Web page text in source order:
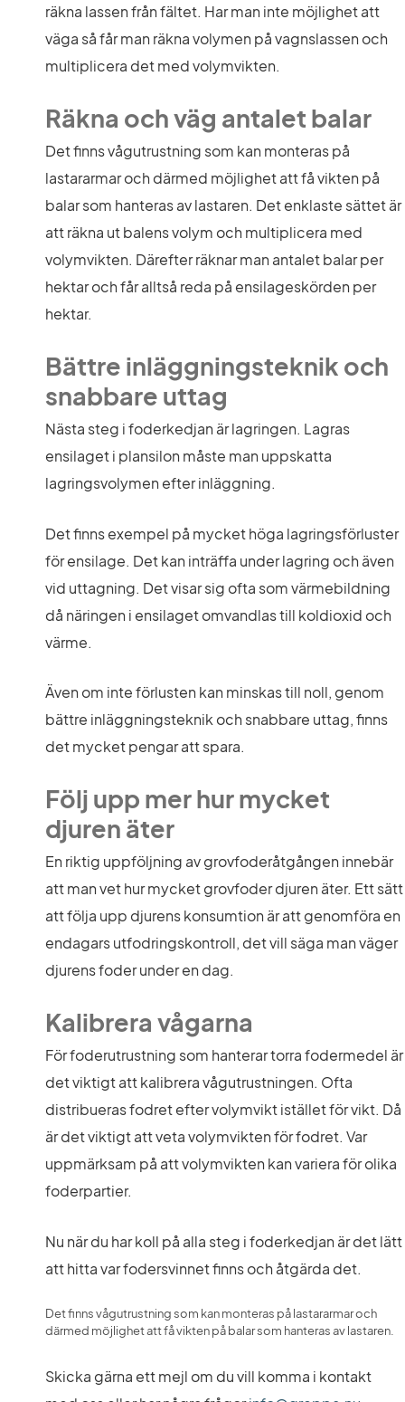
räkna lassen från fältet. Har man inte möjlighet att
väga så får man räkna volymen på vagnslassen och
multiplicera det med volymvikten.
Räkna och väg antalet balar
Det finns vågutrustning som kan monteras på
lastararmar och därmed möjlighet att få vikten på
balar som hanteras av lastaren. Det enklaste sättet är
att räkna ut balens volym och multiplicera med
volymvikten. Därefter räknar man antalet balar per
hektar och får alltså reda på ensilageskörden per
hektar.
Bättre inläggningsteknik och
snabbare uttag
Nästa steg i foderkedjan är lagringen. Lagras
ensilaget i plansilon måste man uppskatta
lagringsvolymen efter inläggning.
Det finns exempel på mycket höga lagringsförluster
för ensilage. Det kan inträffa under lagring och även
vid uttagning. Det visar sig ofta som värmebildning
då näringen i ensilaget omvandlas till koldioxid och
värme.
Även om inte förlusten kan minskas till noll, genom
bättre inläggningsteknik och snabbare uttag, finns
det mycket pengar att spara.
Följ upp mer hur mycket
djuren äter
En riktig uppföljning av grovfoderåtgången innebär
att man vet hur mycket grovfoder djuren äter. Ett sätt
att följa upp djurens konsumtion är att genomföra en
endagars utfodringskontroll, det vill säga man väger
djurens foder under en dag.
Kalibrera vågarna
För foderutrustning som hanterar torra fodermedel är
det viktigt att kalibrera vågutrustningen. Ofta
distribueras fodret efter volymvikt istället för vikt. Då
är det viktigt att veta volymvikten för fodret. Var
uppmärksam på att volymvikten kan variera för olika
foderpartier.
Nu när du har koll på alla steg i foderkedjan är det lätt
att hitta var fodersvinnet finns och åtgärda det.
Det finns vågutrustning som kan monteras på lastararmar och
därmed möjlighet att få vikten på balar som hanteras av lastaren.
Skicka gärna ett mejl om du vill komma i kontakt